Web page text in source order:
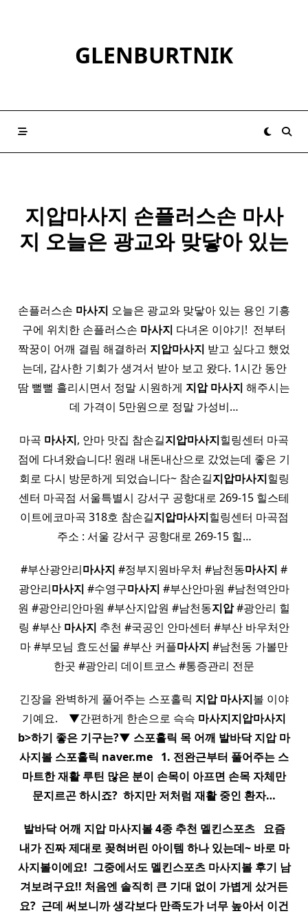
GLENBURTNIK
지압마사지 손플러스손 마사
지 오늘은 광교와 맞닿아 있는
손플러스손 마사지 오늘은 광교와 맞닿아 있는 용인 기흥
구에 위치한 손플러스손 마사지 다녀온 이야기! ​ 전부터
짝꿍이 어깨 결림 해결하러 지압마사지 받고 싶다고 했었
는데, 감사한 기회가 생겨서 받아 보고 왔다. 1시간 동안
땀 뻘뻘 흘리시면서 정말 시원하게 지압 마사지 해주시는
데 가격이 5만원으로 정말 가성비…
마곡 마사지, 안마 맛집 참손길지압마사지힐링센터 마곡
점에 다녀왔습니다! 원래 내돈내산으로 갔었는데 좋은 기
회로 다시 방문하게 되었습니다~ 참손길지압마사지힐링
센터 마곡점 서울특별시 강서구 공항대로 269-15 힐스테
이트에코마곡 318호 참손길지압마사지힐링센터 마곡점
주소 : 서울 강서구 공항대로 269-15 힐…
#부산광안리마사지 #정부지원바우처 #남천동마사지 #
광안리마사지 #수영구마사지 #부산안마원 #남천역안마
원 #광안리안마원 #부산지압원 #남천동지압#광안리 힐
링 #부산 마사지 추천 #국공인 안마센터 #부산 바우처안
마 #부모님 효도선물 #부산 커플마사지 #남천동 가볼만
한곳 #광안리 데이트코스 #통증관리 전문
긴장을 완벽하게 풀어주는 스포홀릭 지압 마사지볼 이야
기예요. ​ ​ ​ ▼간편하게 한손으로 슥슥 마사지지압마사지
b>하기 좋은 기구는?▼ 스포홀릭 목 어깨 발바닥지압 마
사지볼 스포홀릭 naver.me ​ ​ 1. 전완근부터 풀어주는 스
마트한 재활 루틴 많은 분이 손목이 아프면 손목 자체만
문지르곤 하시죠? ​ 하지만 저처럼 재활 중인 환자…
발바닥 어깨 지압 마사지볼 4종 추천 멜킨스포츠 ​ ​ 요즘
내가 진짜 제대로 꽂혀버린 아이템 하나 있는데~ 바로 마
사지볼이에요! ​ 그중에서도 멜킨스포츠 마사지볼 후기 남
겨보려구요!! 처음엔 솔직히 큰 기대 없이 가볍게 샀거든
요? ​ 근데 써보니까 생각보다 만족도가 너무 높아서 이건